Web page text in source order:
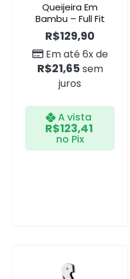
Queijeira Em
Bambu – Full Fit
R$129,90
Em até 6x de
R$21,65 sem
juros
A vista
R$123,41
no Pix